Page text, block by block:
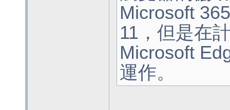
Microsoft
11，但是在
Microsoft
運作。